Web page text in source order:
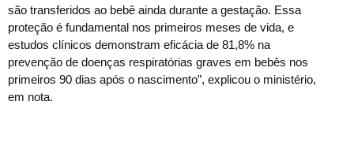
são transferidos ao bebê ainda durante a gestação. Essa
proteção é fundamental nos primeiros meses de vida, e
estudos clínicos demonstram eficácia de 81,8% na
prevenção de doenças respiratórias graves em bebês nos
primeiros 90 dias após o nascimento”, explicou o ministério,
em nota.